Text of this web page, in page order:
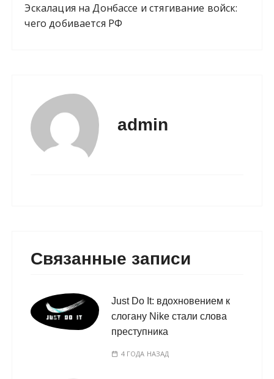
Эскалация на Донбассе и стягивание войск:
чего добивается РФ
admin
Связанные записи
Just Do It: вдохновением к
слогану Nike стали слова
преступника
4 ГОДА НАЗАД